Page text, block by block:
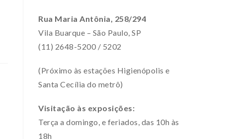
Rua Maria Antônia, 258/294
Vila Buarque – São Paulo, SP
(11) 2648-5200 / 5202
(Próximo às estações Higienópolis e
Santa Cecília do metrô)
Visitação às exposições:
Terça a domingo, e feriados, das 10h às
18h